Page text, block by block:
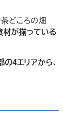
どころの畑
材が揃っている
の4エリアから、